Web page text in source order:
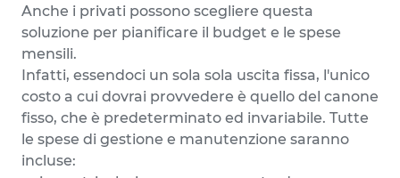
Anche i privati possono scegliere questa
soluzione per pianificare il budget e le spese
mensili.
Infatti, essendoci un sola sola uscita fissa, l'unico
costo a cui dovrai provvedere è quello del canone
fisso, che è predeterminato ed invariabile. Tutte
le spese di gestione e manutenzione saranno
incluse: